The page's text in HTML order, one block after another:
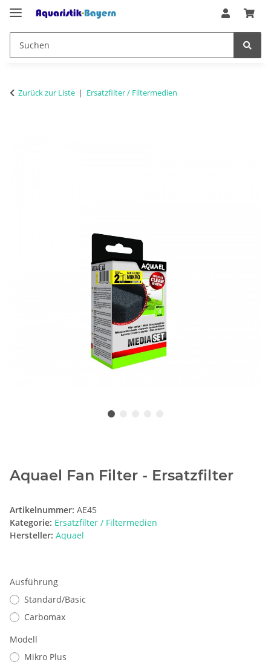
Zurück zur Liste Ersatzfilter / Filtermedien
Aquael Fan Filter - Ersatzfilter
Artikelnummer: AE45
Kategorie: Ersatzfilter / Filtermedien
Hersteller: Aquael
Ausführung
Standard/Basic
Carbomax
Modell
Mikro Plus